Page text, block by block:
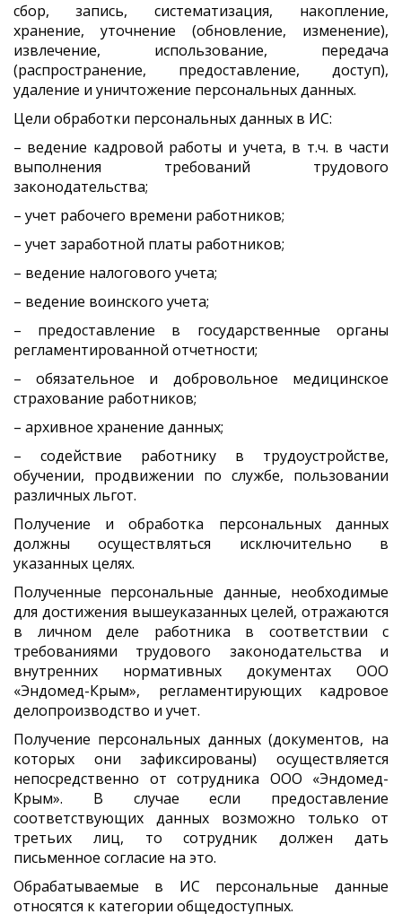
сбор, запись, систематизация, накопление,
хранение, уточнение (обновление, изменение),
извлечение, использование, передача
(распространение, предоставление, доступ),
удаление и уничтожение персональных данных.
Цели обработки персональных данных в ИС:
– ведение кадровой работы и учета, в т.ч. в части
выполнения требований трудового
законодательства;
– учет рабочего времени работников;
– учет заработной платы работников;
– ведение налогового учета;
– ведение воинского учета;
– предоставление в государственные органы
регламентированной отчетности;
– обязательное и добровольное медицинское
страхование работников;
– архивное хранение данных;
– содействие работнику в трудоустройстве,
обучении, продвижении по службе, пользовании
различных льгот.
Получение и обработка персональных данных
должны осуществляться исключительно в
указанных целях.
Полученные персональные данные, необходимые
для достижения вышеуказанных целей, отражаются
в личном деле работника в соответствии с
требованиями трудового законодательства и
внутренних нормативных документах ООО
«Эндомед-Крым», регламентирующих кадровое
делопроизводство и учет.
Получение персональных данных (документов, на
которых они зафиксированы) осуществляется
непосредственно от сотрудника ООО «Эндомед-
Крым». В случае если предоставление
соответствующих данных возможно только от
третьих лиц, то сотрудник должен дать
письменное согласие на это.
Обрабатываемые в ИС персональные данные
относятся к категории общедоступных.